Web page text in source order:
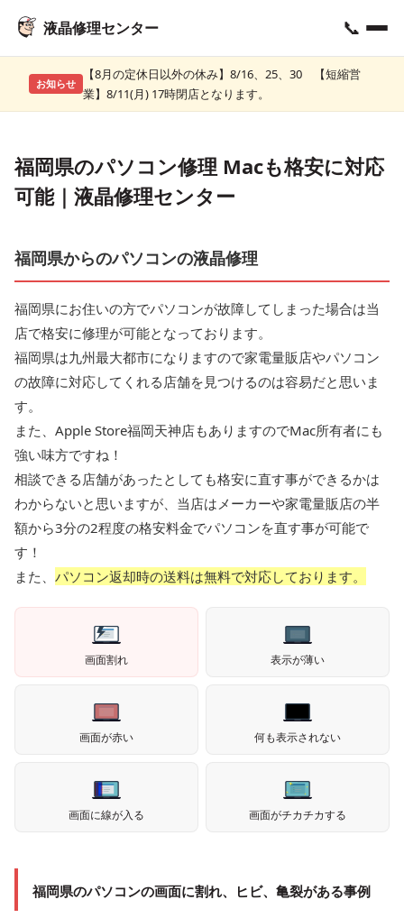
液晶修理センター 📞
お知らせ
【8月の定休日以外の休み】8/16、25、30 【短縮営
業】8/11(月) 17時閉店となります。
福岡県のパソコン修理 Macも格安に対応
可能｜液晶修理センター
福岡県からのパソコンの液晶修理
福岡県にお住いの方でパソコンが故障してしまった場合は当
店で格安に修理が可能となっております。
福岡県は九州最大都市になりますので家電量販店やパソコン
の故障に対応してくれる店舗を見つけるのは容易だと思いま
す。
また、Apple Store福岡天神店もありますのでMac所有者にも
強い味方ですね！
相談できる店舗があったとしても格安に直す事ができるかは
わからないと思いますが、当店はメーカーや家電量販店の半
額から3分の2程度の格安料金でパソコンを直す事が可能で
す！
また、 パソコン返却時の送料は無料で対応しております。
画面割れ 表示が薄い
画面が赤い 何も表示されない
画面に線が入る 画面がチカチカする
福岡県のパソコンの画面に割れ、ヒビ、亀裂がある事例